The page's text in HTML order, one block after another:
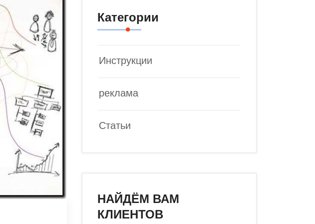
Категории
Инструкции
реклама
Статьи
НАЙДЁМ ВАМ
КЛИЕНТОВ